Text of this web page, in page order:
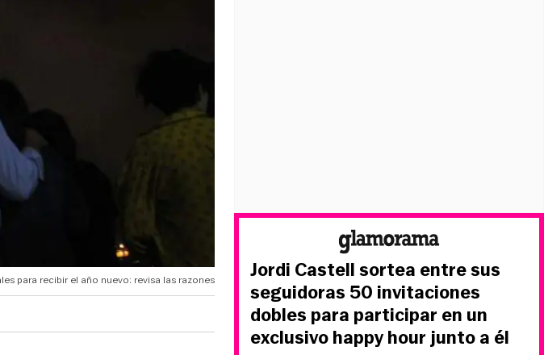
para recibir el año nuevo: revisa las razones
Jordi Castell sortea entre sus
seguidoras 50 invitaciones
dobles para participar en un
exclusivo happy hour junto a él